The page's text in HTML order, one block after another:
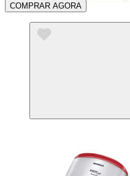
COMPRAR AGORA